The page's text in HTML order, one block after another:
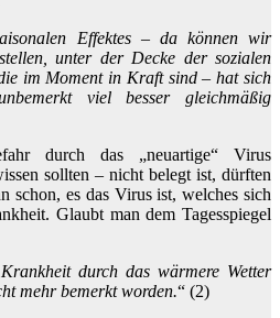
Effektes – da können wir
unter der Decke der sozialen
im Moment in Kraft sind – hat sich
viel besser gleichmäßig
durch das „neuartige“ Virus
sollten – nicht belegt ist, dürften
schon, es das Virus ist, welches sich
Glaubt man dem Tagesspiegel
durch das wärmere Wetter
mehr bemerkt worden.“ (2)